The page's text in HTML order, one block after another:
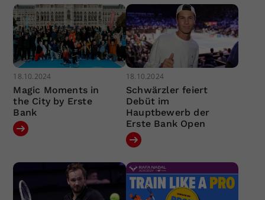
18.10.2024
Magic Moments in
the City by Erste
Bank
18.10.2024
Schwärzler feiert
Debüt im
Hauptbewerb der
Erste Bank Open